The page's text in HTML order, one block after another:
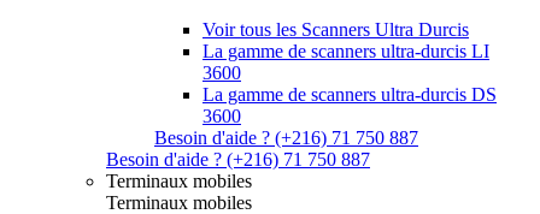
Voir tous les Scanners Ultra Durcis
La gamme de scanners ultra-durcis LI
3600
La gamme de scanners ultra-durcis DS
3600
Besoin d'aide ? (+216) 71 750 887
Besoin d'aide ? (+216) 71 750 887
Terminaux mobiles
Terminaux mobiles